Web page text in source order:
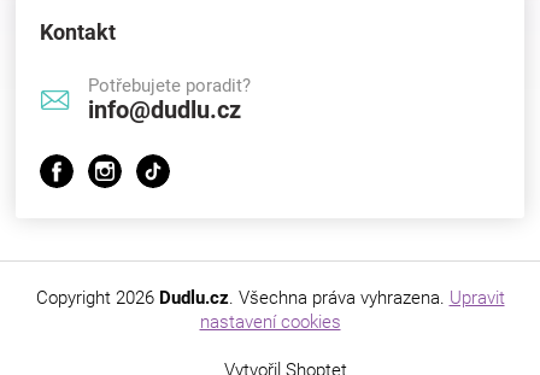
Kontakt
Potřebujete poradit?
info@dudlu.cz
Vytvořil Shoptet
Copyright 2026 Dudlu.cz. Všechna práva vyhrazena. Upravit
nastavení cookies